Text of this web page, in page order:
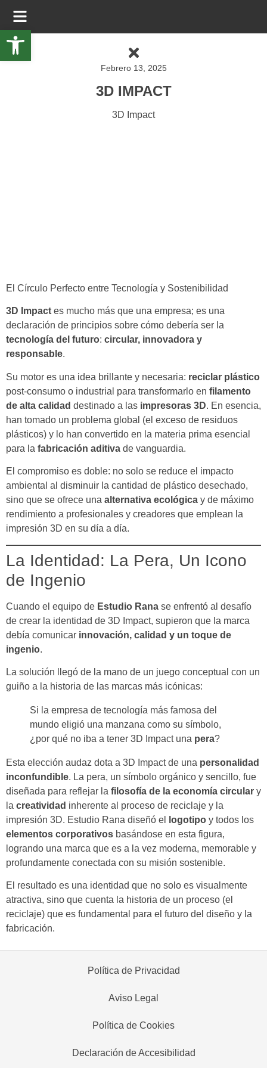
Febrero 13, 2025
3D IMPACT
3D Impact
El Círculo Perfecto entre Tecnología y Sostenibilidad
3D Impact es mucho más que una empresa; es una
declaración de principios sobre cómo debería ser la
tecnología del futuro: circular, innovadora y
responsable.
Su motor es una idea brillante y necesaria: reciclar plástico
post-consumo o industrial para transformarlo en filamento
de alta calidad destinado a las impresoras 3D. En esencia,
han tomado un problema global (el exceso de residuos
plásticos) y lo han convertido en la materia prima esencial
para la fabricación aditiva de vanguardia.
El compromiso es doble: no solo se reduce el impacto
ambiental al disminuir la cantidad de plástico desechado,
sino que se ofrece una alternativa ecológica y de máximo
rendimiento a profesionales y creadores que emplean la
impresión 3D en su día a día.
La Identidad: La Pera, Un Icono
de Ingenio
Cuando el equipo de Estudio Rana se enfrentó al desafío
de crear la identidad de 3D Impact, supieron que la marca
debía comunicar innovación, calidad y un toque de
ingenio.
La solución llegó de la mano de un juego conceptual con un
guiño a la historia de las marcas más icónicas:
Si la empresa de tecnología más famosa del
mundo eligió una manzana como su símbolo,
¿por qué no iba a tener 3D Impact una pera?
Esta elección audaz dota a 3D Impact de una personalidad
inconfundible. La pera, un símbolo orgánico y sencillo, fue
diseñada para reflejar la filosofía de la economía circular y
la creatividad inherente al proceso de reciclaje y la
impresión 3D. Estudio Rana diseñó el
logotipo y todos los
elementos corporativos basándose en esta figura,
logrando una marca que es a la vez moderna, memorable y
profundamente conectada con su misión sostenible.
El resultado es una identidad que no solo es visualmente
atractiva, sino que cuenta la historia de un proceso (el
reciclaje) que es fundamental para el futuro del diseño y la
fabricación.
Política de Privacidad
Aviso Legal
Política de Cookies
Declaración de Accesibilidad
Abrir barra de herramientas